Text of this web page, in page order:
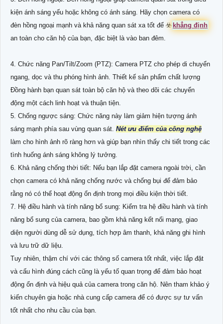
kiện ánh sáng yếu hoặc không có ánh sáng. Hãy chọn camera có
đèn hồng ngoại mạnh và khả năng quan sát xa tốt để ☣️ khẳng định
an toàn cho căn hộ của bạn, đặc biệt là vào ban đêm.
4. Chức năng Pan/Tilt/Zoom (PTZ): Camera PTZ cho phép di chuyển
ngang, dọc và thu phóng hình ảnh. Thiết kế sản phẩm chất lượng
Đồng hành bạn quan sát toàn bộ căn hộ và theo dõi các chuyển
động một cách linh hoạt và thuận tiện.
5. Chống ngược sáng: Chức năng này làm giảm hiện tượng ánh
sáng mạnh phía sau vùng quan sát. Nét ưu điểm của công nghệ
làm cho hình ảnh rõ ràng hơn và giúp bạn nhìn thấy chi tiết trong các
tình huống ánh sáng không lý tưởng.
6. Khả năng chống thời tiết: Nếu bạn lắp đặt camera ngoài trời, cần
chọn camera có khả năng chống nước và chống bụi để đảm bảo
rằng nó có thể hoạt động ổn định trong mọi điều kiện thời tiết.
7. Hệ điều hành và tính năng bổ sung: Kiểm tra hệ điều hành và tính
năng bổ sung của camera, bao gồm khả năng kết nối mạng, giao
diện người dùng dễ sử dụng, tích hợp âm thanh, khả năng ghi hình
và lưu trữ dữ liệu.
Tuy nhiên, thậm chí với các thông số camera tốt nhất, việc lắp đặt
và cấu hình đúng cách cũng là yếu tố quan trọng để đảm bảo hoạt
động ổn định và hiệu quả của camera trong căn hộ. Nên tham khảo ý
kiến chuyên gia hoặc nhà cung cấp camera để có được sự tư vấn
tốt nhất cho nhu cầu của bạn.